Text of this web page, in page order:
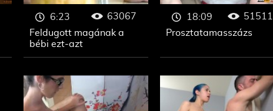
Feldugott magának a
bébi ezt-azt
6:23
63067
Prosztatamasszázs
18:09
51511